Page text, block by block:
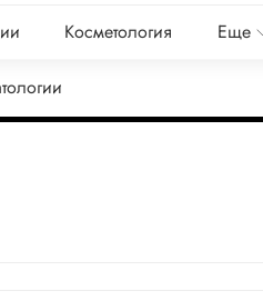
Косметология Еще